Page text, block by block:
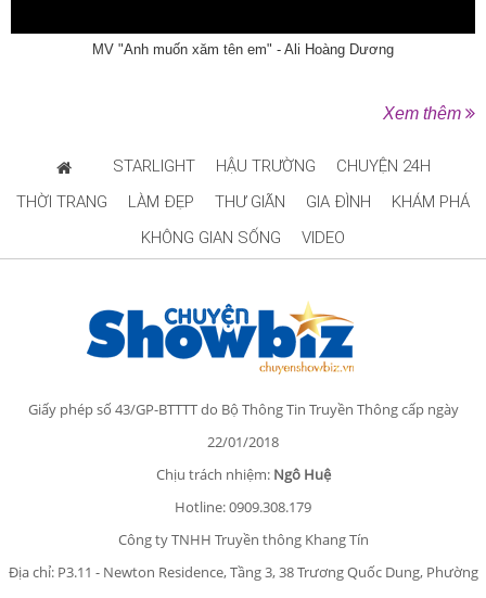
MV "Anh muốn xăm tên em" - Ali Hoàng Dương
Xem thêm
STARLIGHT HẬU TRƯỜNG
CHUYỆN 24H
THỜI TRANG
LÀM ĐẸP THƯ GIÃN GIA ĐÌNH
KHÁM PHÁ
KHÔNG GIAN SỐNG
VIDEO
Giấy phép số 43/GP-BTTTT do Bộ Thông Tin Truyền Thông cấp ngày
22/01/2018
Chịu trách nhiệm: Ngô Huệ
Hotline: 0909.308.179
Công ty TNHH Truyền thông Khang Tín
Địa chỉ: P3.11 - Newton Residence, Tầng 3, 38 Trương Quốc Dung, Phường